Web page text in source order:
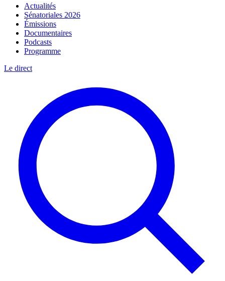
Actualités
Sénatoriales 2026
Émissions
Documentaires
Podcasts
Programme
Le direct